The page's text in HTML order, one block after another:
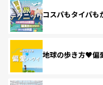
コスパもタイパも
地球の歩き方♥偏